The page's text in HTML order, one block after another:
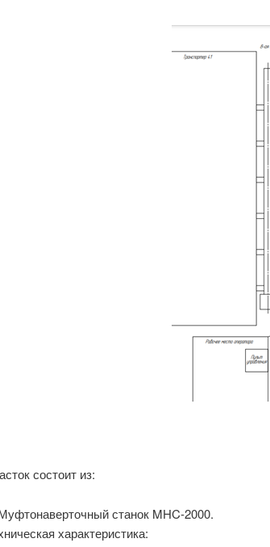
состоит из:
станок MHC-2000.
характеристика: